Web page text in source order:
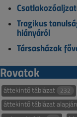
Tragikus
hiányáról
Társasházak
Rovatok
áttekintő táblázat 232
áttekintő táblázat alapján